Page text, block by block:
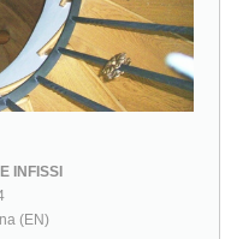
INFISSI
(EN)